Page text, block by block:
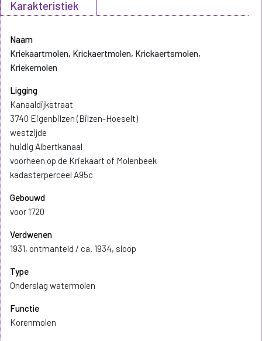
Karakteristiek
Naam
Kriekaartmolen, Krickaertmolen, Krickaertsmolen,
Kriekemolen
Ligging
Kanaaldijkstraat
3740 Eigenbilzen (Bilzen-Hoeselt)
westzijde
huidig Albertkanaal
voorheen op de Kriekaart of Molenbeek
kadasterperceel A95c
Gebouwd
voor 1720
Verdwenen
1931, ontmanteld / ca. 1934, sloop
Type
Onderslag watermolen
Functie
Korenmolen